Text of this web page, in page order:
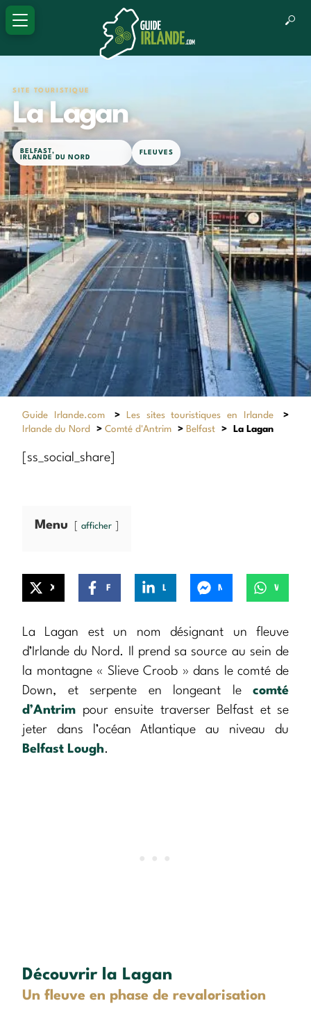
SITE TOURISTIQUE
La Lagan
BELFAST,
IRLANDE DU NORD
FLEUVES
Guide Irlande.com > Les sites touristiques en Irlande
>
Irlande du Nord
> Comté d'Antrim > Belfast > La Lagan
[ss_social_share]
Menu afficher
La Lagan est un nom désignant un fleuve
d’Irlande du Nord. Il prend sa source au sein de
la montagne « Slieve Croob » dans le comté de
Down, et serpente en longeant le comté
d’Antrim pour ensuite traverser Belfast et se
jeter dans l’océan Atlantique au niveau du
Belfast Lough.
Découvrir la Lagan
Un fleuve en phase de revalorisation